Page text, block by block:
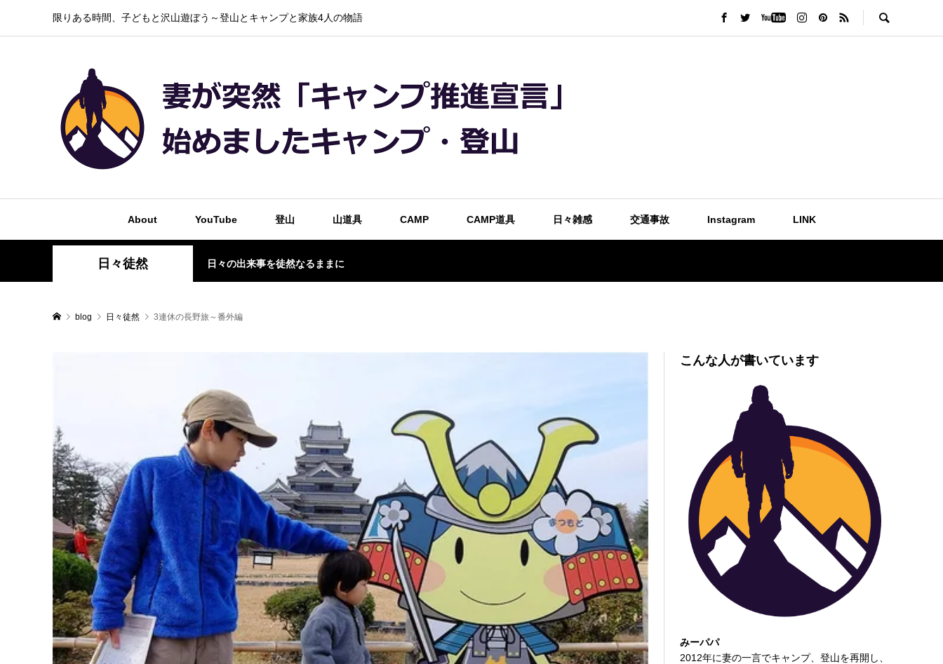
限りある時間、子どもと沢山遊ぼう～登山とキャンプと家族4人の物語
About YouTube 登山 山道具 CAMP CAMP道具 日々雑感 交通事故 Instagram LINK
日々徒然 日々の出来事を徒然なるままに
blog 日々徒然 3連休の長野旅～番外編
こんな人が書いています
みーパパ
2012年に妻の一言でキャンプ、登山を再開し、